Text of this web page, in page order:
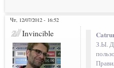
Чт, 12/07/2012 - 16:52
Invincible
З.Ы.